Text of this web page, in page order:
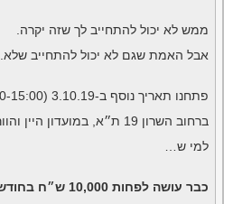
ממש לא יכול להתחייב לך שזה יקרה.
אבל האמת שגם לא יכול להתחייב שלא.
פתחנו תאריך נוסף ב-3.10.19 (10:00-15:00), וזה קורה
ברחוב השרון 19 ת״א, במועדון היין והוורקשופ מתאים רק
למי ש…
כבר עושה לפחות 10,000 ש״ח בחודש!